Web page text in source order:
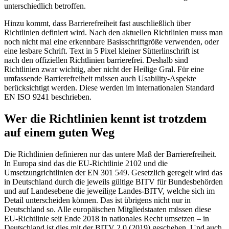
unterschiedlich betroffen.
Hinzu kommt, dass Barrierefreiheit fast auschließlich über
Richtlinien definiert wird. Nach den aktuellen Richtlinien muss man
noch nicht mal eine erkennbare Basisschriftgröße verwenden, oder
eine lesbare Schrift. Text in 5 Pixel kleiner Sütterlinschrift ist
nach den offiziellen Richtlinien barrierefrei. Deshalb sind
Richtlinien zwar wichtig, aber nicht der Heilige Gral. Für eine
umfassende Barrierefreiheit müssen auch Usability-Aspekte
berücksichtigt werden. Diese werden im internationalen Standard
EN ISO 9241 beschrieben.
Wer die Richtlinien kennt ist trotzdem
auf einem guten Weg
Die Richtlinien definieren nur das untere Maß der Barrierefreiheit.
In Europa sind das die EU-Richtlinie 2102 und die
Umsetzungrichtlinien der EN 301 549. Gesetzlich geregelt wird das
in Deutschland durch die jeweils gültige BITV für Bundesbehörden
und auf Landesebene die jeweilige Landes-BITV, welche sich im
Detail unterscheiden können. Das ist übrigens nicht nur in
Deutschland so. Alle europäischen Mitgliedstaaten müssen diese
EU-Richtlinie seit Ende 2018 in nationales Recht umsetzen – in